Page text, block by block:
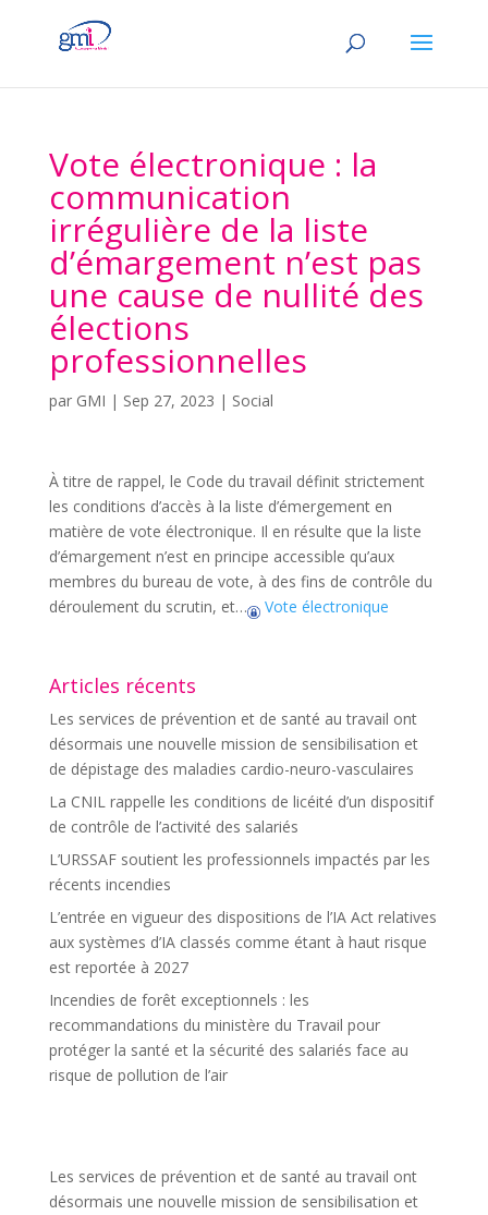
Vote électronique : la
communication
irrégulière de la liste
d’émargement n’est pas
une cause de nullité des
élections
professionnelles
par GMI | Sep 27, 2023 | Social
À titre de rappel, le Code du travail définit strictement
les conditions d’accès à la liste d’émergement en
matière de vote électronique. Il en résulte que la liste
d’émargement n’est en principe accessible qu’aux
membres du bureau de vote, à des fins de contrôle du
déroulement du scrutin, et…
Vote électronique
Articles récents
Les services de prévention et de santé au travail ont
désormais une nouvelle mission de sensibilisation et
de dépistage des maladies cardio-neuro-vasculaires
La CNIL rappelle les conditions de licéité d’un dispositif
de contrôle de l’activité des salariés
L’URSSAF soutient les professionnels impactés par les
récents incendies
L’entrée en vigueur des dispositions de l’IA Act relatives
aux systèmes d’IA classés comme étant à haut risque
est reportée à 2027
Incendies de forêt exceptionnels : les
recommandations du ministère du Travail pour
protéger la santé et la sécurité des salariés face au
risque de pollution de l’air
Les services de prévention et de santé au travail ont
désormais une nouvelle mission de sensibilisation et